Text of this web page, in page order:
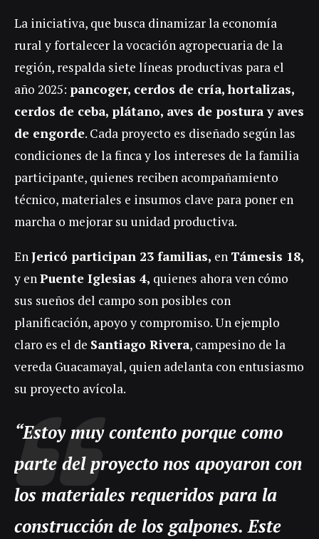
La iniciativa, que busca dinamizar la economía
rural y fortalecer la vocación agropecuaria de la
región, respalda siete líneas productivas para el
año 2025: pancoger, cerdos de cría, hortalizas,
cerdos de ceba, plátano, aves de postura y aves
de engorde. Cada proyecto es diseñado según las
condiciones de la finca y los intereses de la familia
participante, quienes reciben acompañamiento
técnico, materiales e insumos clave para poner en
marcha o mejorar su unidad productiva.
En Jericó participan 23 familias, en Támesis 18,
y en Puente Iglesias 4, quienes ahora ven cómo
sus sueños del campo son posibles con
planificación, apoyo y compromiso. Un ejemplo
claro es el de Santiago Rivera, campesino de la
vereda Guacamayal, quien adelanta con entusiasmo
su proyecto avícola.
“Estoy muy contento porque como
parte del proyecto nos apoyaron con
los materiales requeridos para la
construcción de los galpones. Este